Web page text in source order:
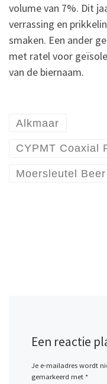
volume van 7%. Dit
verrassing en
smaken. Een ander
met ratel voor
van de biernaam.
Alkmaar
CYPMT Coaxial
Moersleutel
Een reactie
Je e-mailadres wordt
gemarkeerd met *